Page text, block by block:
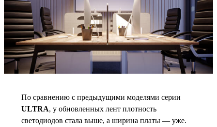
По сравнению с предыдущими моделями серии
ULTRA, у обновленных лент плотность
светодиодов стала выше, а ширина платы — уже.